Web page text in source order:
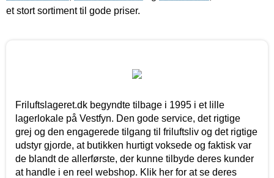
et stort sortiment til gode priser.
Friluftslageret.dk begyndte tilbage i 1995 i et lille
lagerlokale på Vestfyn. Den gode service, det rigtige
grej og den engagerede tilgang til friluftsliv og det rigtige
udstyr gjorde, at butikken hurtigt voksede og faktisk var
de blandt de allerførste, der kunne tilbyde deres kunder
at handle i en reel webshop. Klik her for at se deres